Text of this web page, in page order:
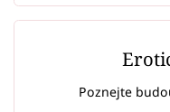
Poznejte